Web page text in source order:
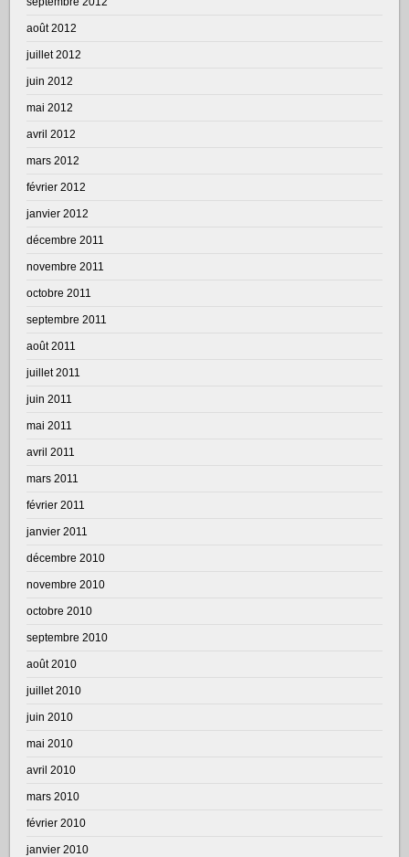
août 2012
juillet 2012
juin 2012
mai 2012
avril 2012
mars 2012
février 2012
janvier 2012
décembre 2011
novembre 2011
octobre 2011
septembre 2011
août 2011
juillet 2011
juin 2011
mai 2011
avril 2011
mars 2011
février 2011
janvier 2011
décembre 2010
novembre 2010
octobre 2010
septembre 2010
août 2010
juillet 2010
juin 2010
mai 2010
avril 2010
mars 2010
février 2010
janvier 2010